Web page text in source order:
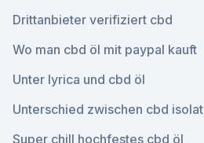
Drittanbieter verifiziert cbd
Wo man cbd öl mit paypal kauft
Unter lyrica und cbd öl
Unterschied zwischen cbd
Super chill hochfestes cbd öl